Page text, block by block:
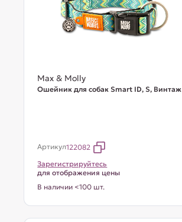
Max & Molly
Ошейник для собак Smart ID, S, Винтаж
Артикул122082
Зарегистрируйтесь
для отображения цены
В наличии <100 шт.